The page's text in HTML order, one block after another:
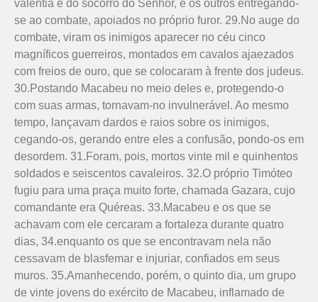
valentia e do socorro do Senhor, e os outros entregando-
se ao combate, apoiados no próprio furor. 29.No auge do
combate, viram os inimigos aparecer no céu cinco
magníficos guerreiros, montados em cavalos ajaezados
com freios de ouro, que se colocaram à frente dos judeus.
30.Postando Macabeu no meio deles e, protegendo-o
com suas armas, tornavam-no invulne­rável. Ao mesmo
tempo, lançavam dardos e raios sobre os inimigos,
cegando-os, gerando entre eles a confusão, pondo-os em
desordem. 31.Foram, pois, mortos vinte mil e quinhentos
soldados e seiscentos cavaleiros. 32.O próprio Timóteo
fugiu para uma praça muito forte, chamada Gazara, cujo
comandante era Quéreas. 33.Macabeu e os que se
achavam com ele cercaram a fortaleza durante quatro
dias, 34.enquanto os que se encontravam nela não
cessavam de blasfemar e injuriar, confiados em seus
muros. 35.Amanhecendo, porém, o quinto dia, um grupo
de vinte jovens do exército de Maca­beu, inflamado de